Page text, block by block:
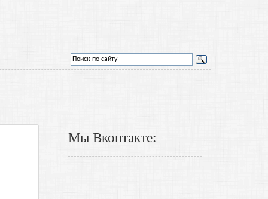
Мы Вконтакте: